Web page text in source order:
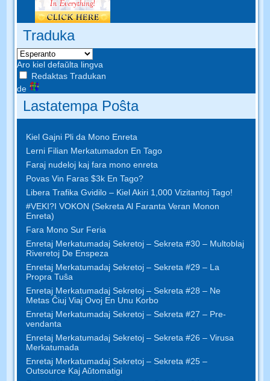
Traduka
Aro kiel defaŭlta lingva
Redaktas Tradukan
de
Lastatempa Poŝta
Kiel Gajni Pli da Mono Enreta
Lerni Filian Merkatumadon En Tago
Faraj nudeloj kaj fara mono enreta
Povas Vin Faras $3k En Tago?
Libera Trafika Gvidilo – Kiel Akiri 1,000 Vizitantoj Tago!
#VEKI?I VOKON (Sekreta Al Faranta Veran Monon
Enreta)
Fara Mono Sur Feria
Enretaj Merkatumadaj Sekretoj – Sekreta #30 – Multoblaj
Riveretoj De Enspeza
Enretaj Merkatumadaj Sekretoj – Sekreta #29 – La
Propra Tuŝa
Enretaj Merkatumadaj Sekretoj – Sekreta #28 – Ne
Metas Ĉiuj Viaj Ovoj En Unu Korbo
Enretaj Merkatumadaj Sekretoj – Sekreta #27 – Pre-
vendanta
Enretaj Merkatumadaj Sekretoj – Sekreta #26 – Virusa
Merkatumada
Enretaj Merkatumadaj Sekretoj – Sekreta #25 –
Outsource Kaj Aŭtomatigi